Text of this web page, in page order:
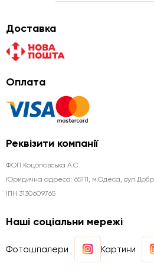
Доставка
Оплата
Реквізити компанії
ФОП Коцоловська А.С.
Юридична aдреса: 65111, м.Одеса,
ІПН 3130609765
Наші соціальни мережі
Фотошпалери Картини